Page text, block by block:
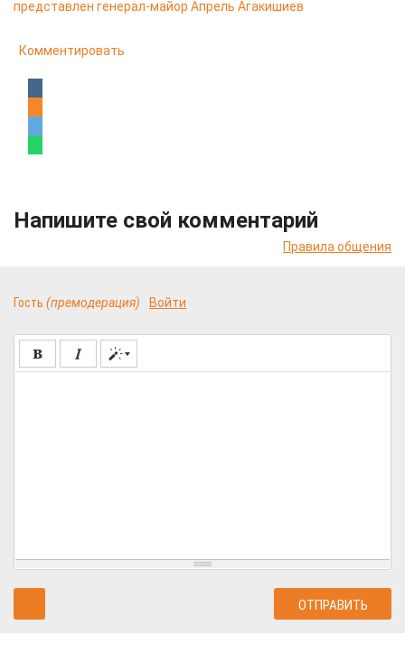
представлен генерал-майор Апрель Агакишиев
Комментировать
Напишите свой комментарий
Правила общения
Гость (премодерация) Войти